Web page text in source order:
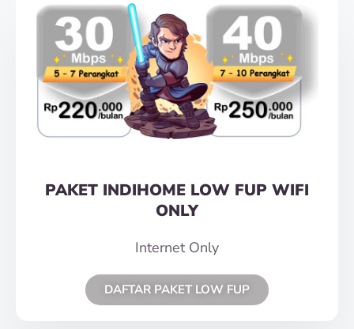
PAKET INDIHOME LOW FUP WIFI
ONLY
Internet Only
DAFTAR PAKET LOW FUP